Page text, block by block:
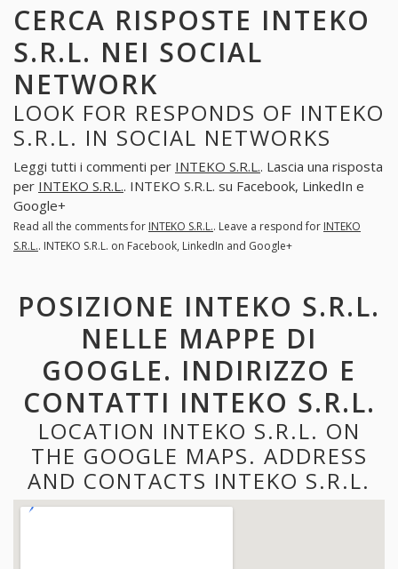
CERCA RISPOSTE INTEKO
S.R.L. NEI SOCIAL
NETWORK
LOOK FOR RESPONDS OF INTEKO
S.R.L. IN SOCIAL NETWORKS
Leggi tutti i commenti per INTEKO S.R.L.. Lascia una risposta
per INTEKO S.R.L.. INTEKO S.R.L. su Facebook, LinkedIn e
Google+
Read all the comments for INTEKO S.R.L.. Leave a respond for INTEKO
S.R.L.. INTEKO S.R.L. on Facebook, LinkedIn and Google+
POSIZIONE INTEKO S.R.L.
NELLE MAPPE DI
GOOGLE. INDIRIZZO E
CONTATTI INTEKO S.R.L.
LOCATION INTEKO S.R.L. ON
THE GOOGLE MAPS. ADDRESS
AND CONTACTS INTEKO S.R.L.